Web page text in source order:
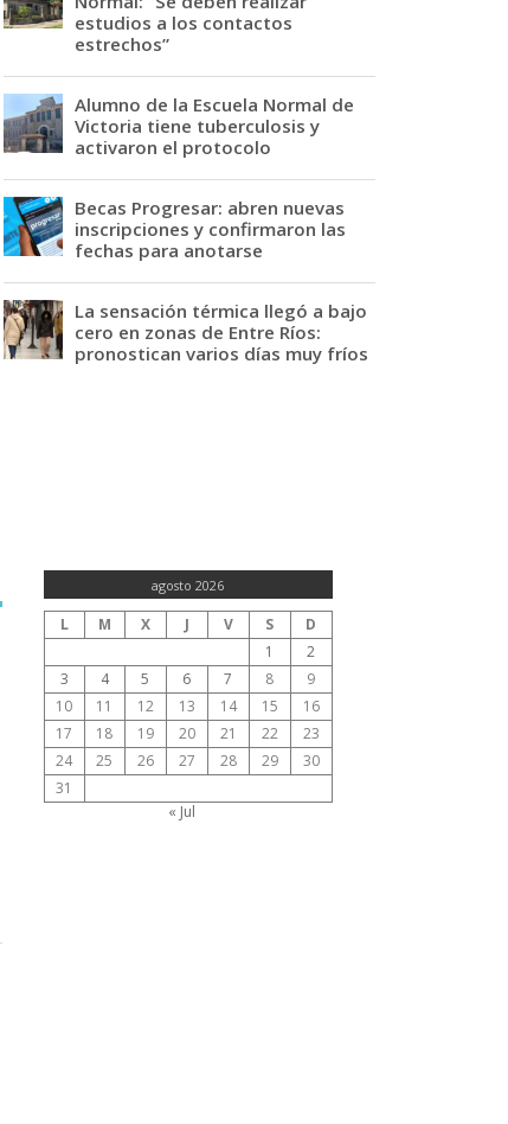
estudios a los contactos
estrechos”
Alumno de la Escuela Normal de
Victoria tiene tuberculosis y
activaron el protocolo
Becas Progresar: abren nuevas
inscripciones y confirmaron las
fechas para anotarse
La sensación térmica llegó a bajo
cero en zonas de Entre Ríos:
pronostican varios días muy fríos
agosto 2026
L M X J V S
D
1
2
3
4 5 6 7 8
9
10
11 12 13 14 15
16
17
18 19 20 21 22
23
24
25 26 27 28 29
30
31
« Jul